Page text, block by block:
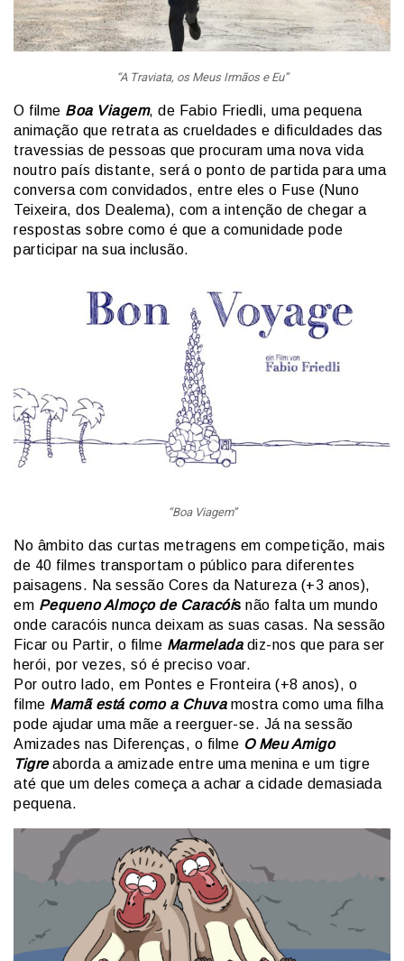
“A Traviata, os Meus Irmãos e Eu”
O filme Boa Viagem, de Fabio Friedli, uma pequena
animação que retrata as crueldades e dificuldades das
travessias de pessoas que procuram uma nova vida
noutro país distante, será o ponto de partida para uma
conversa com convidados, entre eles o Fuse (Nuno
Teixeira, dos Dealema), com a intenção de chegar a
respostas sobre como é que a comunidade pode
participar na sua inclusão.
“Boa Viagem”
No âmbito das curtas metragens em competição, mais
de 40 filmes transportam o público para diferentes
paisagens. Na sessão Cores da Natureza (+3 anos),
em Pequeno Almoço de Caracóis não falta um mundo
onde caracóis nunca deixam as suas casas. Na sessão
Ficar ou Partir, o filme Marmeladadiz-nos que para ser
herói, por vezes, só é preciso voar.
Por outro lado, em Pontes e Fronteira (+8 anos), o
filme Mamã está como a Chuvamostra como uma filha
pode ajudar uma mãe a reerguer-se. Já na sessão
Amizades nas Diferenças, o filme O Meu Amigo
Tigreaborda a amizade entre uma menina e um tigre
até que um deles começa a achar a cidade demasiada
pequena.